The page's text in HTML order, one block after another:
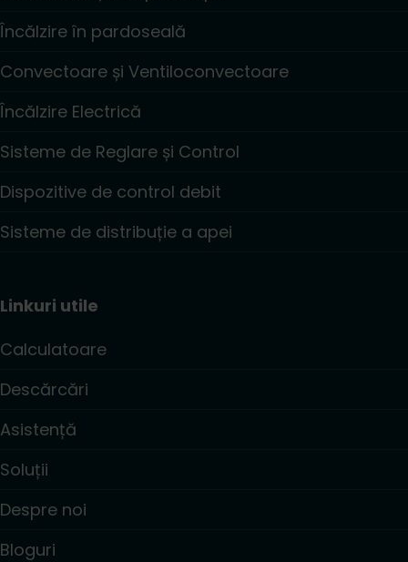
Încălzire în pardoseală
Convectoare și Ventiloconvectoare
Încălzire Electrică
Sisteme de Reglare și Control
Dispozitive de control debit
Sisteme de distribuție a apei
Linkuri utile
Calculatoare
Descărcări
Asistență
Soluții
Despre noi
Bloguri